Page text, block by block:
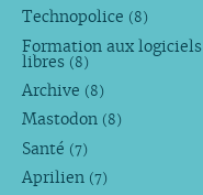
Technopolice (8)
Formation aux logiciels
libres (8)
Archive (8)
Mastodon (8)
Santé (7)
Aprilien (7)